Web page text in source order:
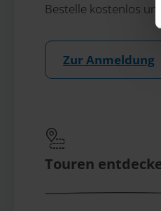
Bestelle kostenlos
Zur Anmeldung
Touren